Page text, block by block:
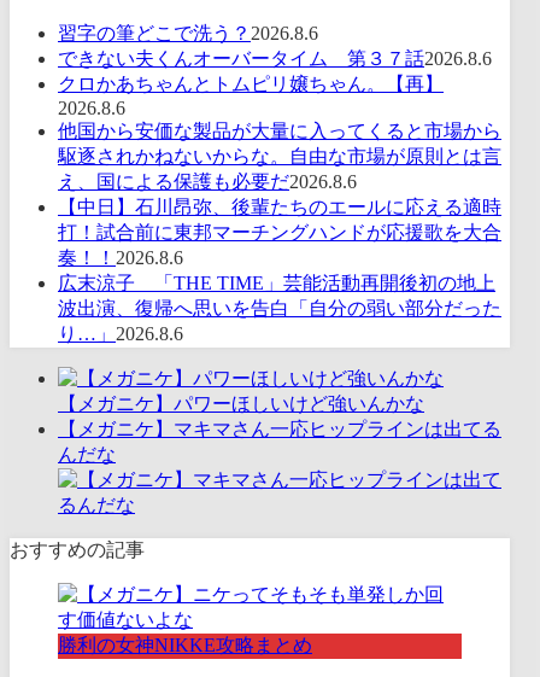
習字の筆どこで洗う？ 2026.8.6
できない夫くんオーバータイム 第３７話2026.8.6
クロかあちゃんとトムピリ嬢ちゃん。【再】
2026.8.6
他国から安価な製品が大量に入ってくると市場から
駆逐されかねないからな。自由な市場が原則とは言
え、国による保護も必要だ2026.8.6
【中日】石川昂弥、後輩たちのエールに応える適時
打！試合前に東邦マーチングハンドが応援歌を大合
奏！！ 2026.8.6
広末涼子 「THE TIME」芸能活動再開後初の地上
波出演、復帰へ思いを告白「自分の弱い部分だった
り…」 2026.8.6
【メガニケ】パワーほしいけど強いんかな
【メガニケ】マキマさん一応ヒップラインは出てる
んだな
おすすめの記事
勝利の女神NIKKE攻略まとめ